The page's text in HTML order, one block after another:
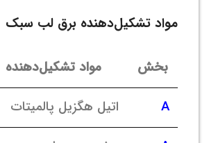
مواد تشکیل‌دهنده برق لب سبک
بخش مواد تشکیل‌دهنده
A
اتیل هگزیل پالمیتات